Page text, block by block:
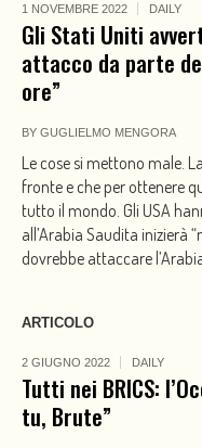
1 NOVEMBRE 2022 DAILY
Gli Stati Uniti
attacco da parte
ore”
BY GUGLIELMO MENGORA
Le cose si mettono male.
fronte e che per ottenere
tutto il mondo. Gli USA
all’Arabia Saudita inizierà
dovrebbe attaccare
ARTICOLO
2 GIUGNO 2022 DAILY
Tutti nei BRICS:
tu, Brute”